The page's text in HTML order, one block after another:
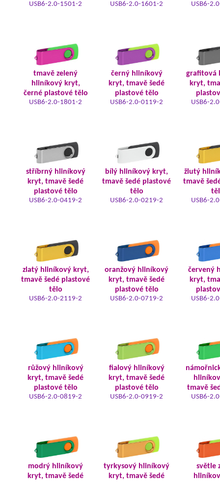
USB6-2.0-1501-2 USB6-2.0-1601-2 USB6-
tmavě zelený
hliníkový kryt,
černé plastové tělo
USB6-2.0-1801-2
černý hliníkový
kryt, tmavě šedé
plastové tělo
USB6-2.0-0119-2
grafitová
kryt,
USB6-
stříbrný hliníkový
kryt, tmavě šedé
plastové tělo
USB6-2.0-0419-2
bílý hliníkový kryt,
tmavě šedé plastové
tělo
USB6-2.0-0219-2
žlutý
tmavě
USB6-
zlatý hliníkový kryt,
tmavě šedé plastové
tělo
USB6-2.0-2119-2
oranžový hliníkový
kryt, tmavě šedé
plastové tělo
USB6-2.0-0719-2
červený
kryt,
USB6-
růžový hliníkový
kryt, tmavě šedé
plastové tělo
USB6-2.0-0819-2
fialový hliníkový
kryt, tmavě šedé
plastové tělo
USB6-2.0-0919-2
tmavě
USB6-
modrý hliníkový
kryt, tmavě šedé
tyrkysový hliníkový
kryt, tmavě šedé
světle